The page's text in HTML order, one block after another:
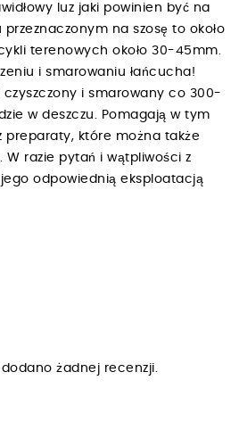
luz jaki powinien być na
na szosę to około
terenowych około 30-45mm.
i smarowaniu łańcucha!
i smarowany co 300-
w deszczu. Pomagają w tym
preparaty, które można także
W razie pytań i wątpliwości z
odpowiednią eksploatacją
żadnej recenzji.